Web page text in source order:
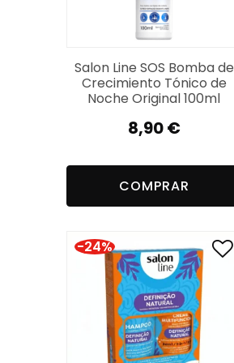
Salon Line SOS Bomba de
Crecimiento Tónico de
Noche Original 100ml
8,90€
COMPRAR
-24%